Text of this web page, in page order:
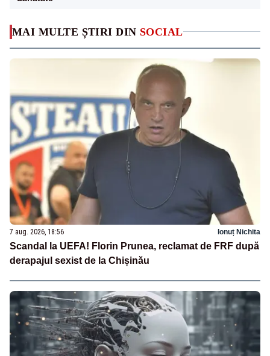
MAI MULTE ȘTIRI DIN SOCIAL
7 aug. 2026, 18:56 Ionuț Nichita
Scandal la UEFA! Florin Prunea, reclamat de FRF după
derapajul sexist de la Chișinău